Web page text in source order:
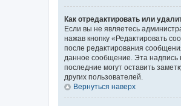
Как отредактировать или
Если вы не являетесь
нажав кнопку «Редактировать
после редактирования
данное сообщение. Эта надпись
последние могут оставить
других пользователей.
Вернуться наверх